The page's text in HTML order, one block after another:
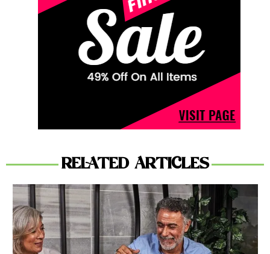
RELATED ARTICLES